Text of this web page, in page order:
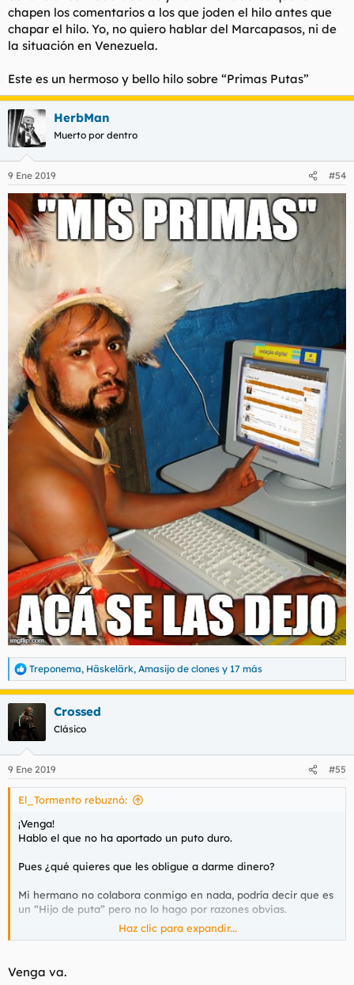
chapen los comentarios a los que joden el hilo antes que
chapar el hilo. Yo, no quiero hablar del Marcapasos, ni de
la situación en Venezuela.
Este es un hermoso y bello hilo sobre “Primas Putas”
HerbMan
Muerto por dentro
9 Ene 2019 #54
R
e
a
c
e
s
Treponema, Häskelärk, Amasijo de clones y 17 más
Crossed
Clásico
9 Ene 2019 #55
El_Tormento rebuznó:
¡Venga!
Hablo el que no ha aportado un puto duro.
Pues ¿qué quieres que les obligue a darme dinero?
Mi hermano no colabora conmigo en nada, podría decir que es
un “Hijo de puta” pero no lo hago por razones obvias.
no quiero hablar del Marcapasos, ni de la situación en
Haz clic para expandir...
Venga va.